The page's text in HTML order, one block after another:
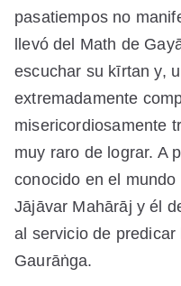
pasatiempos no
llevó del Math de
escuchar su kīrtan y,
extremadamente
misericordiosamente
muy raro de lograr. A
conocido en el
Jājāvar Mahārāj y él
al servicio de
Gaurāṅga.